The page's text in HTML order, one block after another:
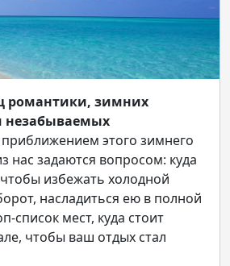
романтики, зимних
незабываемых
этого зимнего
нас задаются вопросом: куда
избежать холодной
насладиться ею в полной
список мест, куда стоит
чтобы ваш отдых стал